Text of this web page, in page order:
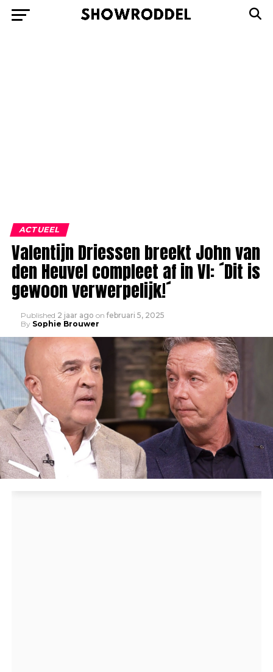
ACTUEEL
Valentijn Driessen breekt John van
den Heuvel compleet af in VI: ´Dit is
gewoon verwerpelijk!´
Published 2 jaar ago on februari 5, 2025
By Sophie Brouwer